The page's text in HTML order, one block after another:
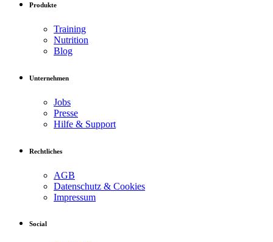
Produkte
Training
Nutrition
Blog
Unternehmen
Jobs
Presse
Hilfe & Support
Rechtliches
AGB
Datenschutz & Cookies
Impressum
Social